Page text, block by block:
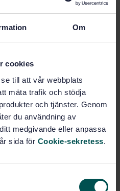
Om
cookies
till att vår webbplats
mäta trafik och stödja
och tjänster. Genom
du användning av
medgivande eller anpassa
sida för Cookie-sekretess.
Fler alternativ
Svenska
och
TK 507/AG 03
drawings -
ofpipelines -